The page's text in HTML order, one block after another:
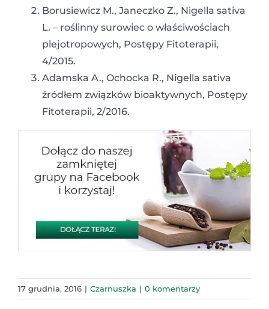
Borusiewicz M., Janeczko Z., Nigella sativa
L. – roślinny surowiec o właściwościach
plejotropowych, Postępy Fitoterapii,
4/2015.
Adamska A., Ochocka R., Nigella sativa
źródłem związków bioaktywnych, Postępy
Fitoterapii, 2/2016.
17 grudnia, 2016 | Czarnuszka | 0 komentarzy